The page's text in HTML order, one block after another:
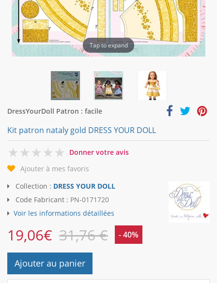
Tap to expand
DressYourDoll Patron : facile
Kit patron nataly gold DRESS YOUR DOLL
0
Donner votre avis
Ajouter à mes favoris
Collection : DRESS YOUR DOLL
Code Fabricant : PN-0171720
Voir les informations détaillées
19,06€ 31,76 € - 40%
Ajouter au panier